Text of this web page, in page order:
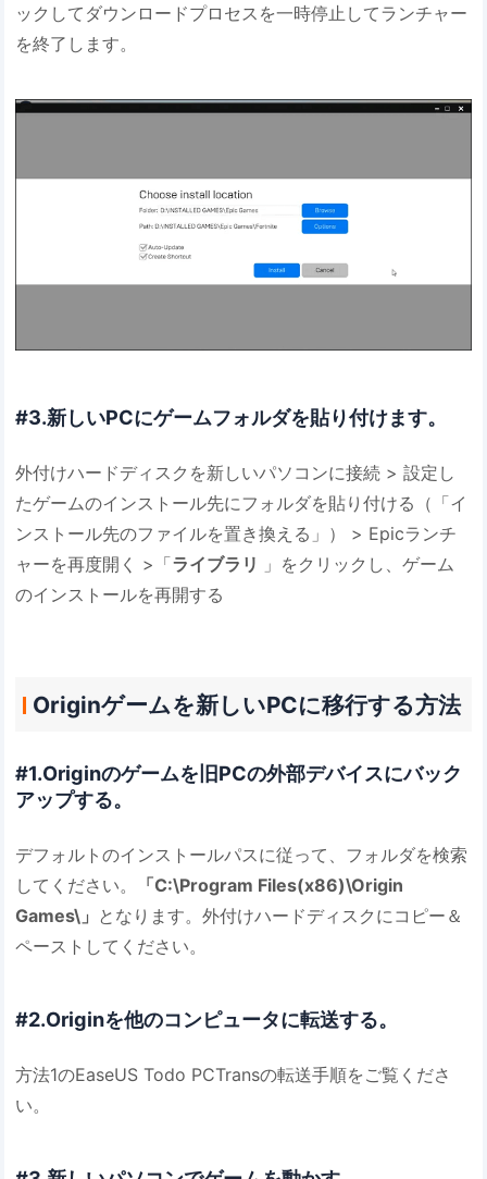
ックしてダウンロードプロセスを一時停止してランチャー
を終了します。
#3.新しいPCにゲームフォルダを貼り付けます。
外付けハードディスクを新しいパソコンに接続 > 設定し
たゲームのインストール先にフォルダを貼り付ける（「イ
ンストール先のファイルを置き換える」） > Epicランチ
ャーを再度開く >「ライブラリ
」をクリックし、ゲーム
のインストールを再開する
Originゲームを新しいPCに移行する方法
#1.Originのゲームを旧PCの外部デバイスにバック
アップする。
デフォルトのインストールパスに従って、フォルダを検索
してください。
「C:\Program Files(x86)\Origin
Games\」 となります。外付けハードディスクにコピー＆
ペーストしてください。
#2.Originを他のコンピュータに転送する。
方法1のEaseUS Todo PCTransの転送手順をご覧くださ
い。